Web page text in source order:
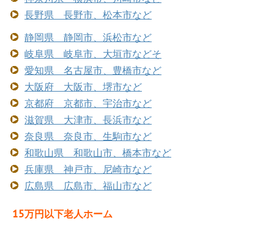
長野県 長野市、松本市など
静岡県 静岡市、浜松市など
岐阜県 岐阜市、大垣市などそ
愛知県 名古屋市、豊橋市など
大阪府 大阪市、堺市など
京都府 京都市、宇治市など
滋賀県 大津市、長浜市など
奈良県 奈良市、生駒市など
和歌山県 和歌山市、橋本市など
兵庫県 神戸市、尼崎市など
広島県 広島市、福山市など
15万円以下老人ホーム